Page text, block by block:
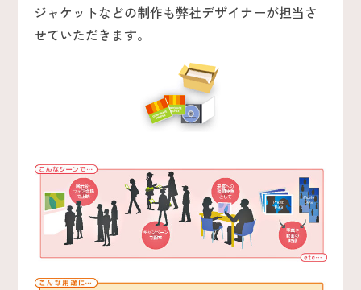
ジャケットなどの制作も弊社デザイナーが担当さ
せていただきます。